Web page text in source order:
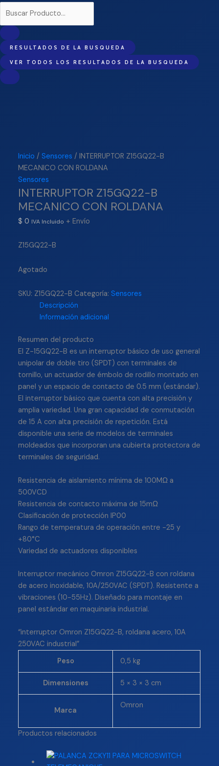
RESULTADOS DE LA BUSQUEDA
VER TODOS LOS RESULTADOS DE LA BUSQUEDA
Inicio /Sensores / INTERRUPTOR Z15GQ22-B
MECANICO CON ROLDANA
Sensores
INTERRUPTOR Z15GQ22-B
MECANICO CON ROLDANA
$ 0 IVA Incluido + Envío
Z15GQ22-B
Agotado
SKU: Z15GQ22-B Categoría:Sensores
Descripción
Información adicional
Resumen del producto
El Z-15GQ22-B es un interruptor básico de uso general
unipolar de doble tiro (SPDT) con terminales de
tornillo, un actuador de émbolo de rodillo montado en
panel y un espacio de contacto de 0.5 mm (estándar).
El interruptor básico que cuenta con alta precisión y
amplia variedad. Una gran capacidad de conmutación
de 15 A con alta precisión de repetición. Está
disponible una serie de modelos de terminales
moldeados que incorporan una cubierta protectora de
terminales de seguridad.
Resistencia de aislamiento mínima de 100MΩ a
500VCD
Resistencia de contacto máxima de 15mΩ
Clasificación de protección IP00
Rango de temperatura de operación entre -25 y
+80°C
Variedad de actuadores disponibles
Interruptor mecánico Omron Z15GQ22-B con roldana
de acero inoxidable, 10A/250VAC (SPDT). Resistente a
vibraciones (10-55Hz). Diseñado para montaje en
panel estándar en maquinaria industrial.
“interruptor Omron Z15GQ22-B, roldana acero, 10A
250VAC industrial”
Peso
0,5 kg
Dimensiones 5 × 3 × 3 cm
Marca
Omron
Productos relacionados